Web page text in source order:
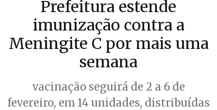
Prefeitura estende
imunização contra a
Meningite C por mais uma
semana
vacinação seguirá de 2 a 6 de
fevereiro, em 14 unidades, distribuídas